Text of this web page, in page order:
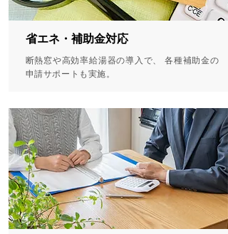
省エネ・補助金対応
断熱窓や高効率給湯器の導入で、 各種補助金の
申請サポートも実施。